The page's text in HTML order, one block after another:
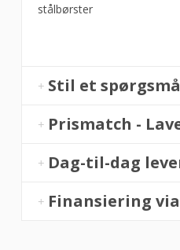
stålbørster
Stil et
Prismatch -
Dag-til-dag
Finansiering